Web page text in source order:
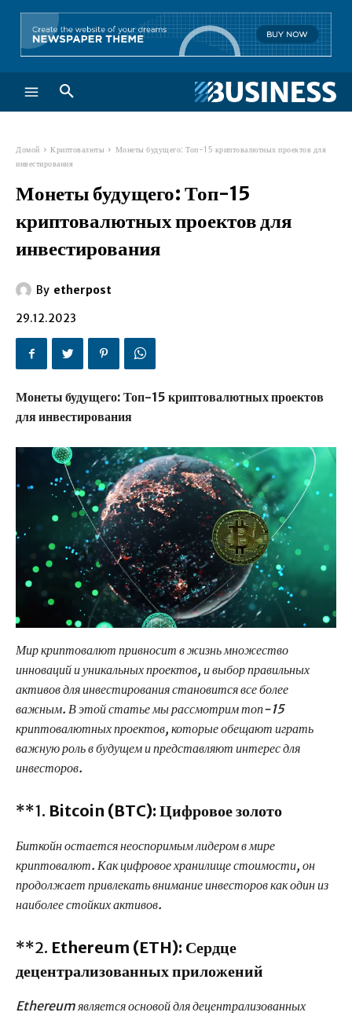
Домой Криптовалюты
Монеты будущего: Топ-15 криптовалютных проектов для
инвестирования
Монеты будущего: Топ-15
криптовалютных проектов для
инвестирования
By etherpost
29.12.2023
Монеты будущего: Топ-15 криптовалютных проектов
для инвестирования
Мир криптовалют привносит в жизнь множество
инноваций и уникальных проектов, и выбор правильных
активов для инвестирования становится все более
важным. В этой статье мы рассмотрим топ-15
криптовалютных проектов, которые обещают играть
важную роль в будущем и представляют интерес для
инвесторов.
**1. Bitcoin (BTC): Цифровое золото
Биткойн остается неоспоримым лидером в мире
криптовалют. Как цифровое хранилище стоимости, он
продолжает привлекать внимание инвесторов как один из
наиболее стойких активов.
**2. Ethereum (ETH): Сердце
децентрализованных приложений
Ethereum является основой для децентрализованных